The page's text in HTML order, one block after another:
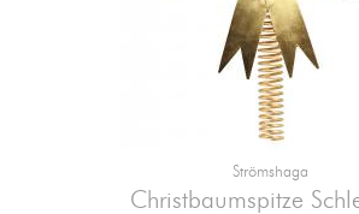
Strömshaga
Christbaumspitze